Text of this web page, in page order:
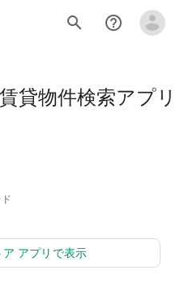
search help_outline
貸物件検索アプリ
アプリで表示